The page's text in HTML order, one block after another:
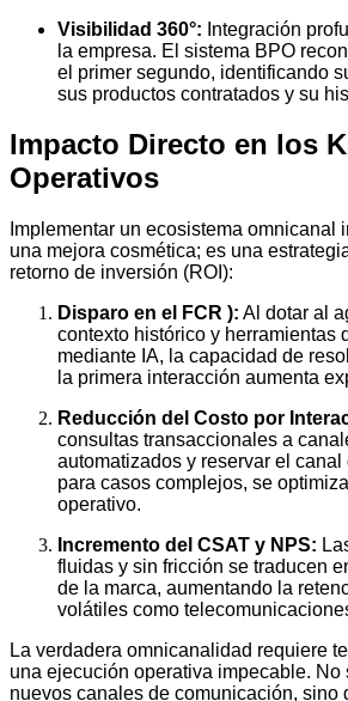
Visibilidad 360°: Integración
la empresa. El sistema BPO
el primer segundo, identificando
sus productos contratados y su
Impacto Directo en los
Operativos
Implementar un ecosistema omnicanal
una mejora cosmética; es una
retorno de inversión (ROI):
Disparo en el FCR ): Al dotar al
contexto histórico y herramientas
mediante IA, la capacidad de
la primera interacción aumenta
Reducción del Costo por
consultas transaccionales a
automatizados y reservar el
para casos complejos, se
operativo.
Incremento del CSAT y NPS:
fluidas y sin fricción se traducen
de la marca, aumentando la
volátiles como
La verdadera omnicanalidad requiere
una ejecución operativa impecable. No
nuevos canales de comunicación, sino